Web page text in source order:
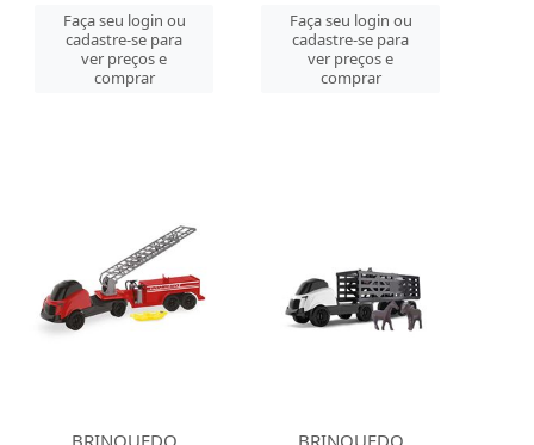
Faça seu login ou
cadastre-se para
ver preços e
comprar
Faça seu login ou
cadastre-se para
ver preços e
comprar
BRINQUEDO
BRINQUEDO